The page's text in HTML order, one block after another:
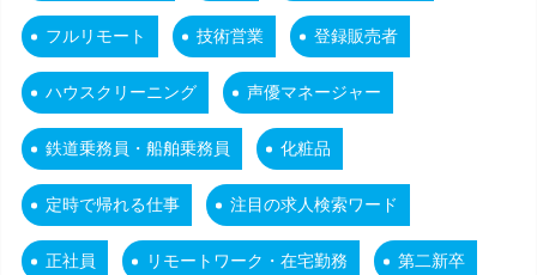
フルリモート 技術営業 登録販売者
ハウスクリーニング 声優マネージャー
鉄道乗務員・船舶乗務員 化粧品
定時で帰れる仕事 注目の求人検索ワード
正社員 リモートワーク・在宅勤務 第二新卒